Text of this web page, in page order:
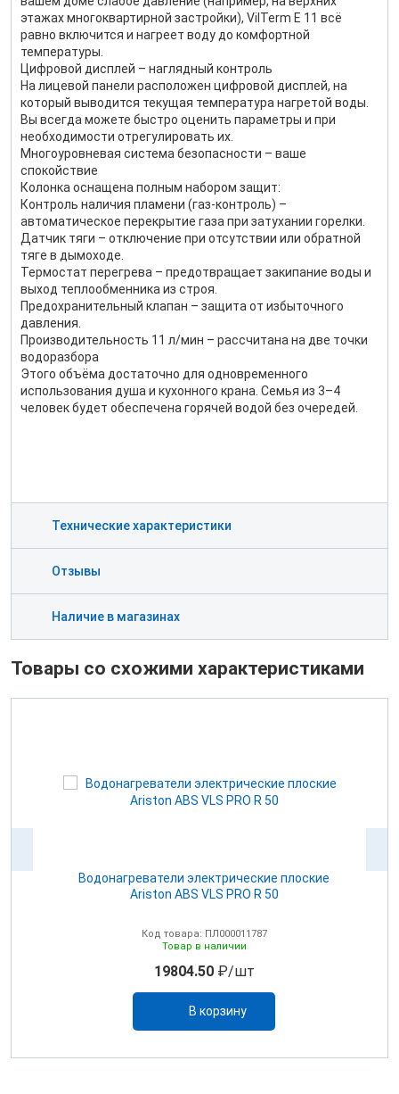
этажах многоквартирной застройки), VilTerm E 11 всё
равно включится и нагреет воду до комфортной
температуры.
Цифровой дисплей – наглядный контроль
На лицевой панели расположен цифровой дисплей, на
который выводится текущая температура нагретой воды.
Вы всегда можете быстро оценить параметры и при
необходимости отрегулировать их.
Многоуровневая система безопасности – ваше
спокойствие
Колонка оснащена полным набором защит:
Контроль наличия пламени (газ-контроль) –
автоматическое перекрытие газа при затухании горелки.
Датчик тяги – отключение при отсутствии или обратной
тяге в дымоходе.
Термостат перегрева – предотвращает закипание воды и
выход теплообменника из строя.
Предохранительный клапан – защита от избыточного
давления.
Производительность 11 л/мин – рассчитана на две точки
водоразбора
Этого объёма достаточно для одновременного
использования душа и кухонного крана. Семья из 3–4
человек будет обеспечена горячей водой без очередей.
Технические характеристики
Отзывы
Наличие в магазинах
Товары со схожими характеристиками
Водонагреватели электрические плоские
Ariston ABS VLS PRO R 50
Код товара: ПЛ000011787
Товар в наличии
19804.50₽/шт
В корзину